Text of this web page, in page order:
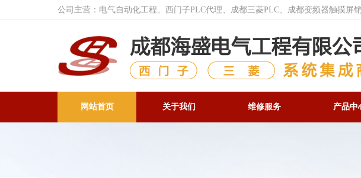
公司主营：电气自动化工程、西门子PLC代理、成都三菱PLC、成都变频器触摸屏
网站首页 关于我们 维修服务 产品中